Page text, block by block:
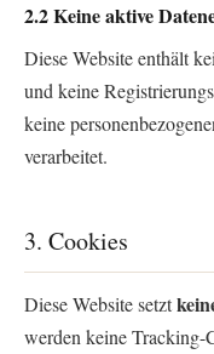
2.2 Keine aktive
Diese Website enthält
und keine
keine
verarbeitet.
3. Cookies
Diese Website setzt
werden keine Tracking-